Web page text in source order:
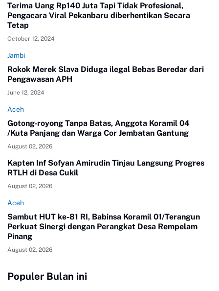
Terima Uang Rp140 Juta Tapi Tidak Profesional,
Pengacara Viral Pekanbaru diberhentikan Secara
Tetap
October 12, 2024
Jambi
Rokok Merek Slava Diduga ilegal Bebas Beredar dari
Pengawasan APH
June 12, 2024
Aceh
Gotong-royong Tanpa Batas, Anggota Koramil 04
/Kuta Panjang dan Warga Cor Jembatan Gantung
August 02, 2026
Kapten Inf Sofyan Amirudin Tinjau Langsung Progres
RTLH di Desa Cukil
August 02, 2026
Aceh
Sambut HUT ke-81 RI, Babinsa Koramil 01/Terangun
Perkuat Sinergi dengan Perangkat Desa Rempelam
Pinang
August 02, 2026
Populer Bulan ini